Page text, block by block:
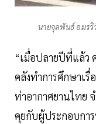
นายจุลพันธ์ อมรวิ
“เมื่อปลายปีที่แล้ว
คลังทำการศึกษาเ
ท่าอากาศยานไทย
คุยกับผู้ประกอบกา